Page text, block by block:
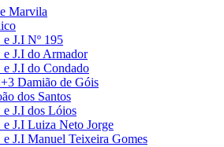
Marvila
J.I Nº 195
e J.I do Armador
J.I do Condado
Damião de Góis
dos Santos
e J.I dos Lóios
J.I Luiza Neto Jorge
J.I Manuel Teixeira Gomes